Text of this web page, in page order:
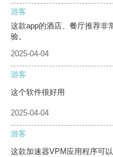
游客
这款app的酒店、餐厅推荐非
验。
2025-04-04
游客
这个软件很好用
2025-04-04
游客
这款加速器VPM应用程序可